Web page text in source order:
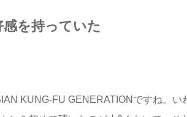
を持っていた
KUNG-FU GENERATIONですね。い